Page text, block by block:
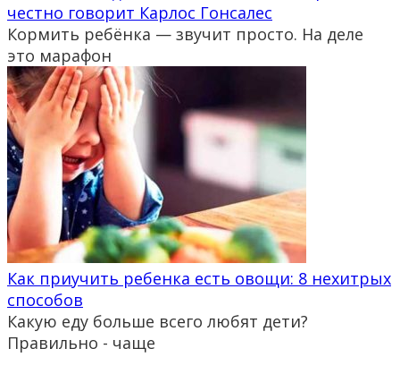
честно говорит Карлос Гонсалес
Кормить ребёнка — звучит просто. На деле
это марафон
Как приучить ребенка есть овощи: 8 нехитрых
способов
Какую еду больше всего любят дети?
Правильно - чаще